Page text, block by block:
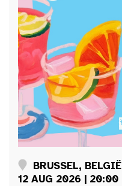
BRUSSEL, BELGIË
12 AUG 2026 | 20:00